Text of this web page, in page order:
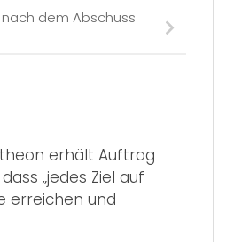
dem Abschuss
erhält Auftrag
„jedes Ziel auf
erreichen und